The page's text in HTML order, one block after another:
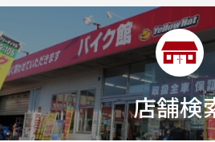
2年保証付き2月29日まで
2気筒エンジン2級ボイラ
300㎞/ｈ30th
30th
30th記念モデル30万以下
30周年記念モデル313cc
320ｃｃ350cc35ps390
店舗検